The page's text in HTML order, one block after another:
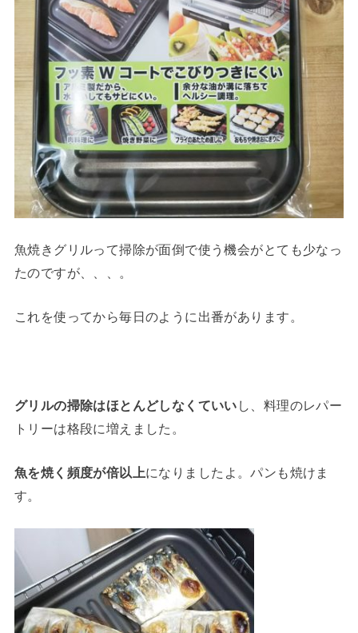
魚焼きグリルって掃除が面倒で使う機会がとても少なっ
たのですが、、、。
これを使ってから毎日のように出番があります。
グリルの掃除はほとんどしなくていい し、料理のレパー
トリーは格段に増えました。
魚を焼く頻度が倍以上になりましたよ。パンも焼けま
す。